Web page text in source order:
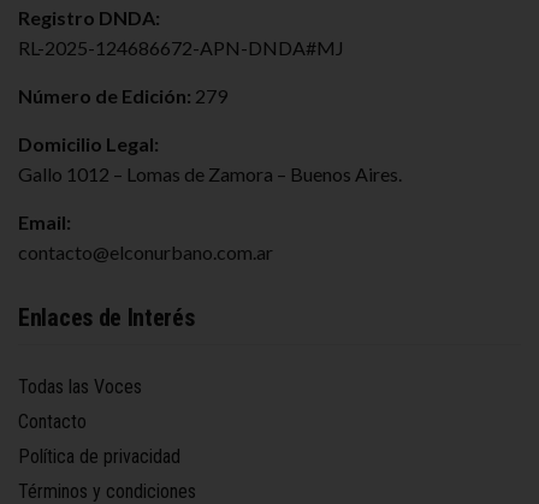
Registro DNDA:
RL-2025-124686672-APN-DNDA#MJ
Número de Edición: 279
Domicilio Legal:
Gallo 1012 – Lomas de Zamora – Buenos Aires.
Email:
contacto@elconurbano.com.ar
Enlaces de Interés
Todas las Voces
Contacto
Política de privacidad
Términos y condiciones